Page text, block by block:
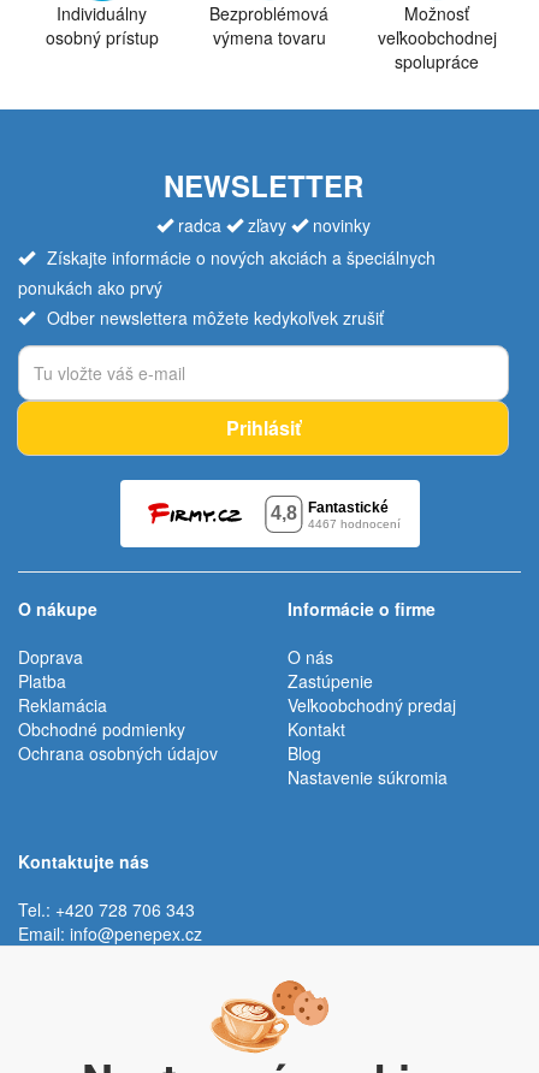
Individuálny
osobný prístup
Bezproblémová
výmena tovaru
Možnosť
veľkoobchodnej
spolupráce
NEWSLETTER
radca zľavy
novinky
Získajte informácie o nových akciách a špeciálnych
ponukách ako prvý
Odber newslettera môžete kedykoľvek zrušiť
Prihlásiť
O nákupe
Doprava
Platba
Reklamácia
Obchodné podmienky
Ochrana osobných údajov
Informácie o firme
O nás
Zastúpenie
Veľkoobchodný predaj
Kontakt
Blog
Nastavenie súkromia
Kontaktujte nás
Tel.: +420 728 706 343
Email: info@penepex.cz
Trávník 2076, 686 03 Staré Město